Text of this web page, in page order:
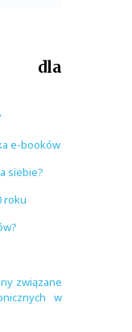
dla
e-booków
siebie?
roku
związane
w